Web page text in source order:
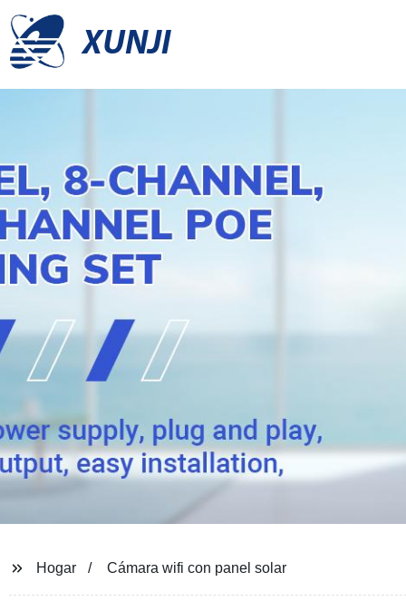
XUNJI
Hogar Cámara wifi con panel solar